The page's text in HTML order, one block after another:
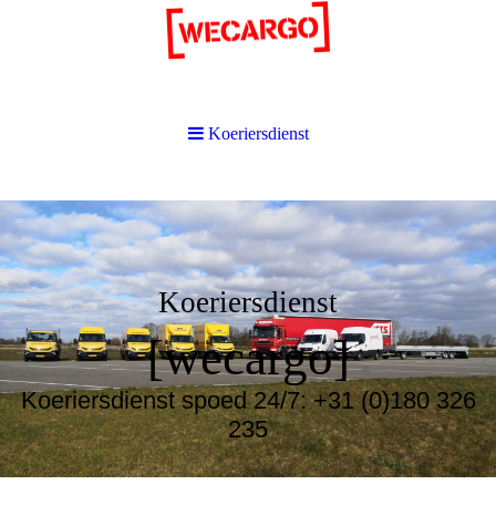
Koeriersdienst
[wecargo]
Koeriersdienst spoed 24/7: +31 (0)180 326
235
Koeriersdienst